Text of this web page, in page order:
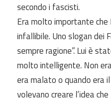
secondo i fascisti.
Era molto importante
infallibile. Uno slogan dei
sempre ragione”. Lui è
molto intelligente. Non
era malato o quando era
volevano creare l’idea